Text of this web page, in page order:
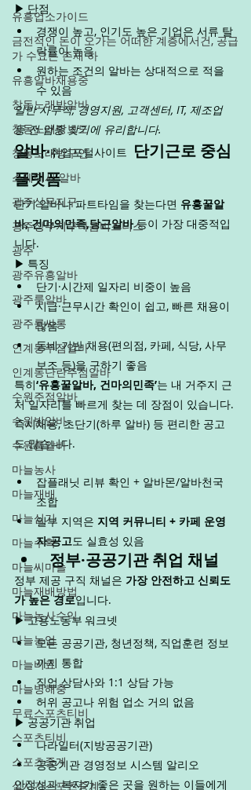
유흥업소가이드
금전적인 돈이 오가는 어떠한 계층에서건, 공급
가 수요는 존재 하
유흥알바채용중
창동노래방알바
창동노래방보도
창동노래방구인
스웨디시 알바
광주상무지구
광주상무지구다음비즈니스
광주
광주유흥알바
광주룸알바
광주룸싸롱
인계동주점알바
인계동단란주점알바
수원주점알바
수원밤알바
수원룸알바
마늘농사
마늘재배
마늘심기
마늘수확
마늘씨마늘
마늘재배방법
마늘농사수익
마늘농업
마늘비료
마늘병해충
무료스포츠티비
스포츠티비
스포츠중계
실시간스포츠중계
▶ 단점
경쟁이 높고, 인기도 높은 기업은 서류 탈
락률이 높음
원하는 조건의 알바는 상대적으로 적을
수 있음
일반 사무직, 경영지원, 고객센터, IT, 제조업
등 전 업종 찾기에 유리합니다.
알바·취업포털사이트
단기근로 중심
플랫폼
단기 알바나 파트타임을 찾는다면 유흥꿀알
바, 건마의민족,당근알바 등이 가장 대중적입
니다.
▶ 특징
단기·시간제 일자리 비중이 높음
시급·근무시간 확인이 쉽고, 빠른 채용이
많음
동네 기반 채용(편의점, 카페, 식당, 사무
보조 등)을 구하기 좋음
특히‘유흥꿀알바, 건마의민족’는 내 거주지 근
처 일자리를 빠르게 찾는 데 장점이 있습니다.
즉시채용, 초단기(하루 알바) 등 편리한 공고
도 많습니다.
잡플래닛 리뷰 확인 + 알바몬/알바천국
조합
일부 지역은 지역 커뮤니티 + 카페 운영
자 공고도 실효성 있음
정부·공공기관 취업 채널
정부 제공 구직 채널은 가장 안전하고 신뢰도
가 높은 경로입니다.
▶ 고용노동부 워크넷
모든 공공기관, 청년정책, 직업훈련 정보
까지 통합
직업 상담사와 1:1 상담 가능
허위 공고나 위험 업소 거의 없음
▶ 공공기관 취업
나라일터(지방공공기관)
공공기관 경영정보 시스템 알리오
안정성과 복지가 좋은 곳을 원하는 이들에게